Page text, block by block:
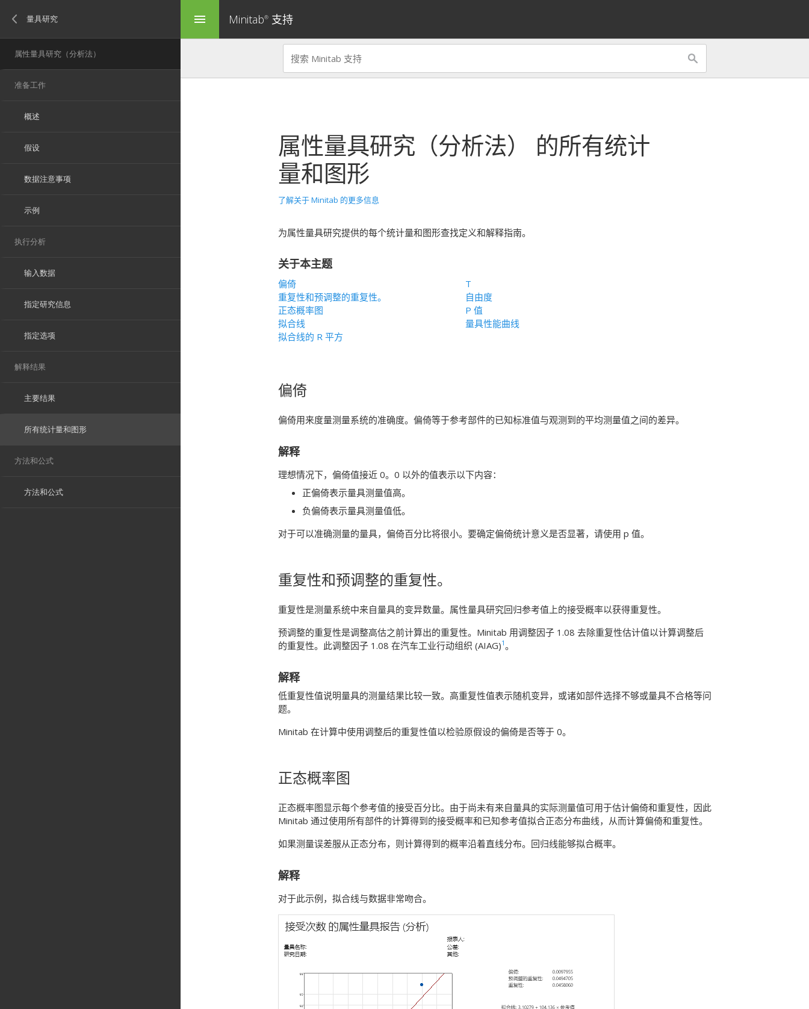
menu Minitab® 支持
属性量具研究（分析法）
的所有统计
量和图形
了解关于 Minitab 的更多信息
为属性量具研究提供的每个统计量和图形查找定义和解释指南。
关于本主题
偏倚
重复性和预调整的重复性。
正态概率图
拟合线
拟合线的 R 平方
T
自由度
P 值
量具性能曲线
偏倚
偏倚用来度量测量系统的准确度。 偏倚等于参考部件的已知标准值与观测到的平均测量值之间的差异。
解释
理想情况下，偏倚值接近 0。0 以外的值表示以下内容：
正偏倚表示量具测量值高。
负偏倚表示量具测量值低。
对于可以准确测量的量具，偏倚百分比将很小。要确定偏倚统计意义是否显著，请使用 p 值。
重复性和预调整的重复性。
重复性是测量系统中来自量具的变异数量。属性量具研究回归参考值上的接受概率以获得重复性。
预调整的重复性是调整高估之前计算出的重复性。Minitab 用调整因子 1.08 去除重复性估计值以计算调整后
的重复性。此调整因子 1.08 在汽车工业行动组织 (AIAG)1。
解释
低重复性值说明量具的测量结果比较一致。高重复性值表示随机变异，或诸如部件选择不够或量具不合格等问
题。
Minitab 在计算中使用调整后的重复性值以检验原假设的偏倚是否等于 0。
正态概率图
正态概率图显示每个参考值的接受百分比。由于尚未有来自量具的实际测量值可用于估计偏倚和重复性，因此
Minitab 通过使用所有部件的计算得到的接受概率和已知参考值拟合正态分布曲线，从而计算偏倚和重复性。
如果测量误差服从正态分布，则计算得到的概率沿着直线分布。回归线能够拟合概率。
解释
对于此示例，拟合线与数据非常吻合。